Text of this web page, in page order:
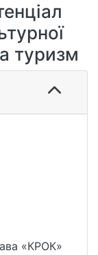
туризм
«КРОК»